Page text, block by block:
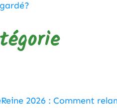
2026 : Comment